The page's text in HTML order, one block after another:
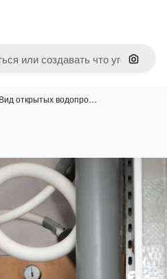
Поиск
открытых водопро…